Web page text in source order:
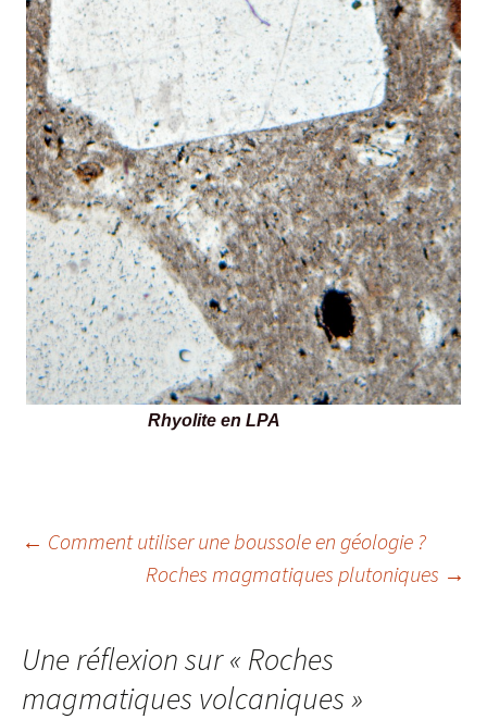
Rhyolite en LPA
Navigation
articles
← Comment utiliser une boussole en géologie ?
Roches magmatiques plutoniques →
Une réflexion sur « Roches
magmatiques volcaniques»